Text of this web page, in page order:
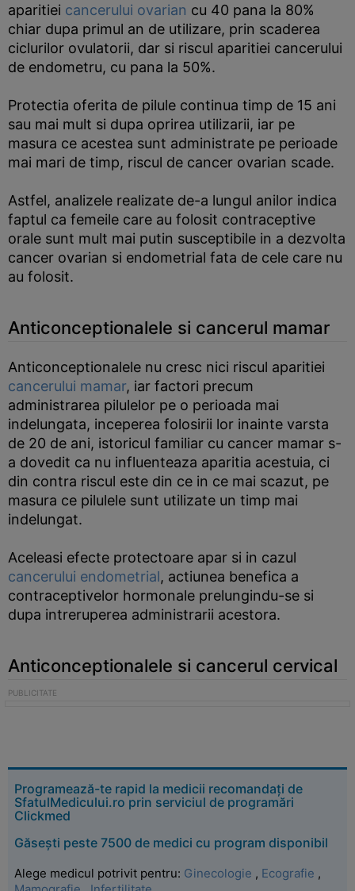
aparitiei cancerului ovarian cu 40 pana la 80%
chiar dupa primul an de utilizare, prin scaderea
ciclurilor ovulatorii, dar si riscul aparitiei cancerului
de endometru, cu pana la 50%.
Protectia oferita de pilule continua timp de 15 ani
sau mai mult si dupa oprirea utilizarii, iar pe
masura ce acestea sunt administrate pe perioade
mai mari de timp, riscul de cancer ovarian scade.
Astfel, analizele realizate de-a lungul anilor indica
faptul ca femeile care au folosit contraceptive
orale sunt mult mai putin susceptibile in a dezvolta
cancer ovarian si endometrial fata de cele care nu
au folosit.
Anticonceptionalele si cancerul mamar
Anticonceptionalele nu cresc nici riscul aparitiei
cancerului mamar, iar factori precum
administrarea pilulelor pe o perioada mai
indelungata, inceperea folosirii lor inainte varsta
de 20 de ani, istoricul familiar cu cancer mamar s-
a dovedit ca nu influenteaza aparitia acestuia, ci
din contra riscul este din ce in ce mai scazut, pe
masura ce pilulele sunt utilizate un timp mai
indelungat.
Aceleasi efecte protectoare apar si in cazul
cancerului endometrial, actiunea benefica a
contraceptivelor hormonale prelungindu-se si
dupa intreruperea administrarii acestora.
Anticonceptionalele si cancerul cervical
Programează-te rapid la medicii recomandați de
SfatulMedicului.ro prin serviciul de programări
Clickmed
Găsești peste 7500 de medici cu program disponibil
Alege medicul potrivit pentru: Ginecologie , Ecografie ,